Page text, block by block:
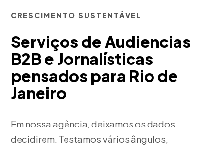
CRESCIMENTO SUSTENTÁVEL
Serviços de Audiencias
B2B e Jornalísticas
pensados para Rio de
Janeiro
Em nossa agência, deixamos os dados
decidirem. Testamos vários ângulos,